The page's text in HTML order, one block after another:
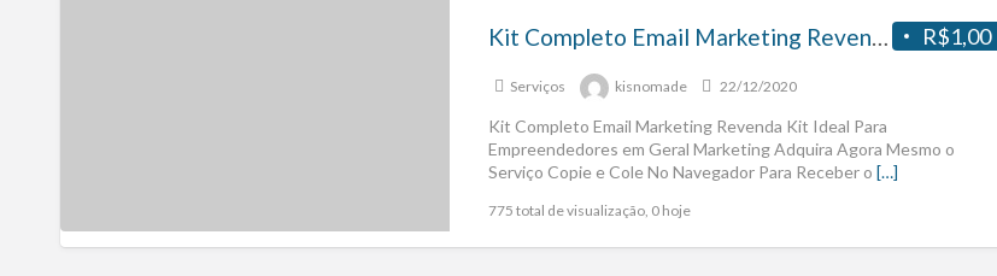
R$1,00
Kit Completo Email Marketing Revenda
Serviços kisnomade 22/12/2020
Kit Completo Email Marketing Revenda Kit Ideal Para
Empreendedores em Geral Marketing Adquira Agora Mesmo o
Serviço Copie e Cole No Navegador Para Receber o […]
775 total de visualização, 0 hoje